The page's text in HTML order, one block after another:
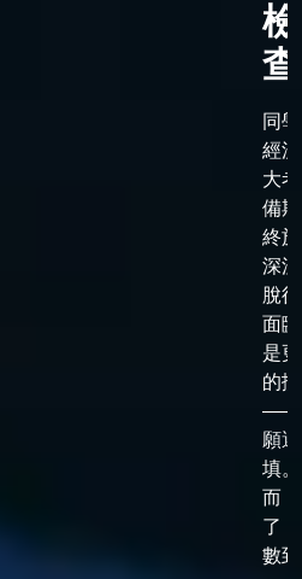
檢
同
經
大
備
終
深
脫
面
是
的
——
願選
填
而
了
數